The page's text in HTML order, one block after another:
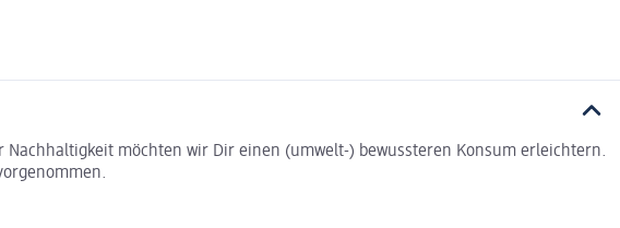
möchten wir Dir einen (umwelt-) bewussteren Konsum erleichtern.